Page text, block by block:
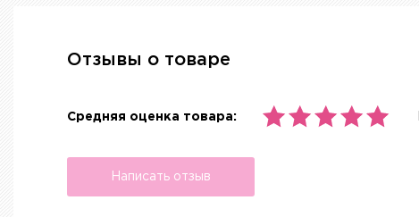
Отзывы о товаре
Средняя оценка товара:
Написать отзыв